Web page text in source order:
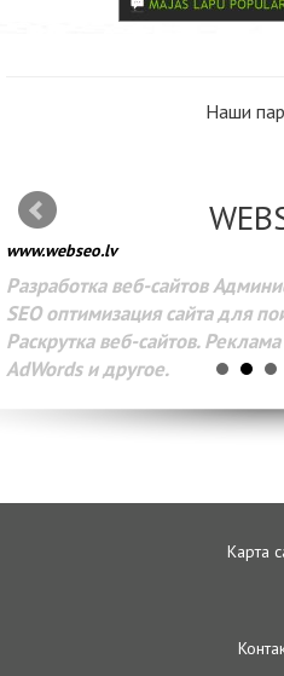
Наши
www.webseo.lv
Разработка веб-сайтов
SEO оптимизация сайта для
Раскрутка веб-сайтов.
AdWords и другое.
Карта